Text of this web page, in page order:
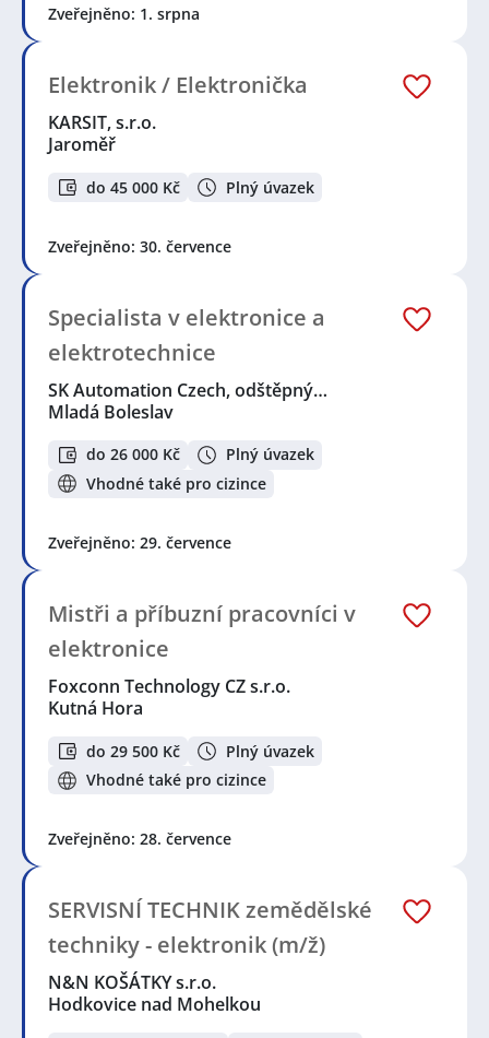
Zveřejněno: 1. srpna
Elektronik / Elektronička
KARSIT, s.r.o.
Jaroměř
do 45 000 Kč Plný úvazek
Zveřejněno: 30. července
Specialista v elektronice a
elektrotechnice
SK Automation Czech, odštěpný…
Mladá Boleslav
do 26 000 Kč
Plný úvazek
Vhodné také pro cizince
Zveřejněno: 29. července
Mistři a příbuzní pracovníci v
elektronice
Foxconn Technology CZ s.r.o.
Kutná Hora
do 29 500 Kč
Plný úvazek
Vhodné také pro cizince
Zveřejněno: 28. července
SERVISNÍ TECHNIK zemědělské
techniky - elektronik (m/ž)
N&N KOŠÁTKY s.r.o.
Hodkovice nad Mohelkou